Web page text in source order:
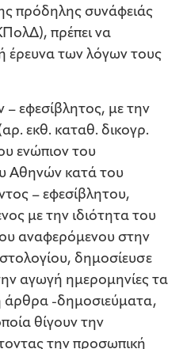
πρόδηλης συνάφειάς
πρέπει να
έρευνα των λόγων τους
εφεσίβλητος, με την
εκθ. καταθ. δικογρ.
ενώπιον του
Αθηνών κατά του
– εφεσίβλητου,
με την ιδιότητα του
αναφερόμενου στην
δημοσίευσε
αγωγή ημερομηνίες τα
άρθρα -δημοσιεύματα,
θίγουν την
την προσωπική